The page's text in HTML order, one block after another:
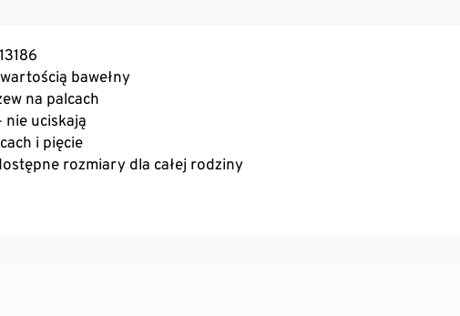
bawełny
na palcach
nie uciskają
i pięcie
rozmiary dla całej rodziny
odporne na deformacje, doskonale leżą, zapewniają wysoki